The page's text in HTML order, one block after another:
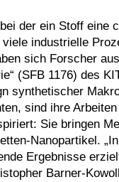
der ein Stoff eine
viele industrielle
sich Forscher
(SFB 1176) des
synthetischer
sind ihre
Sie bringen
Nanopartikel.
Ergebnisse
Barner-